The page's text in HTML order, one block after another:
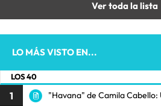
Ver toda la lista
LO MÁS VISTO EN...
LOS 40
1 "Havana" de Camila Cabello: